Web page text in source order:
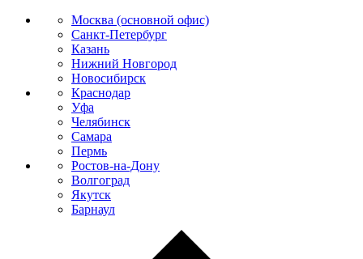
Москва (основной офис)
Санкт-Петербург
Казань
Нижний Новгород
Новосибирск
Краснодар
Уфа
Челябинск
Самара
Пермь
Ростов-на-Дону
Волгоград
Якутск
Барнаул